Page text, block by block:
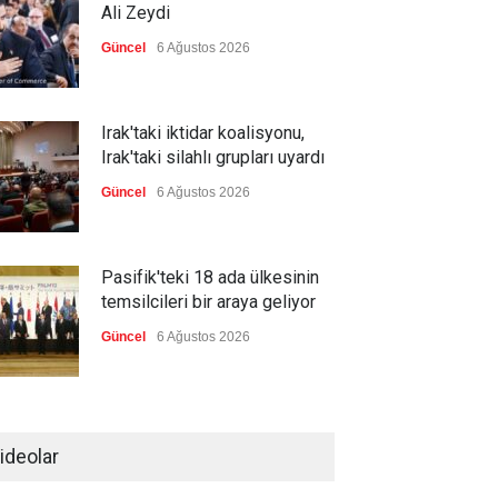
Ali Zeydi
Güncel 6 Ağustos 2026
Irak'taki iktidar koalisyonu,
Irak'taki silahlı grupları uyardı
Güncel 6 Ağustos 2026
Pasifik'teki 18 ada ülkesinin
temsilcileri bir araya geliyor
Güncel 6 Ağustos 2026